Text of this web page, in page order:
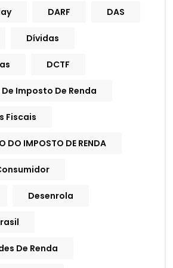
DARF DAS
Dívidas
DCTF
Imposto De Renda
Fiscais
DO IMPOSTO DE RENDA
Desenrola
De Renda